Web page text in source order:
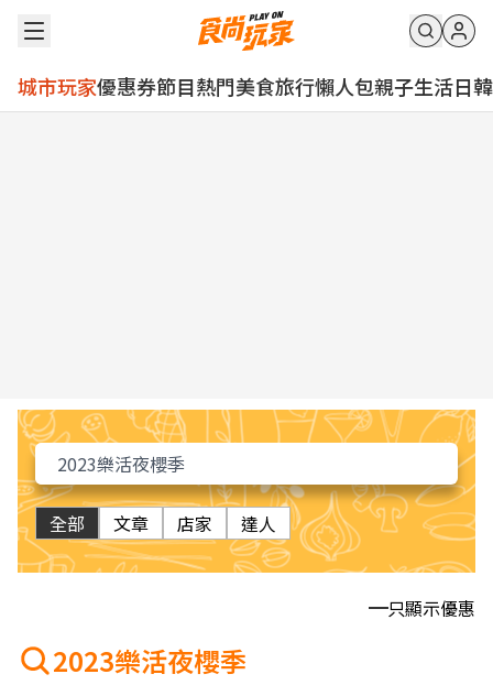
城市玩家優惠券節目熱門美食旅行懶人包親子生活日韓
全部 文章 店家 達人
只顯示優惠
2023樂活夜櫻季